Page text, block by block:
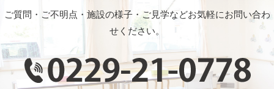
ご質問・ご不明点・施設の様子・ご見学などお気軽にお問い合わ
せください。